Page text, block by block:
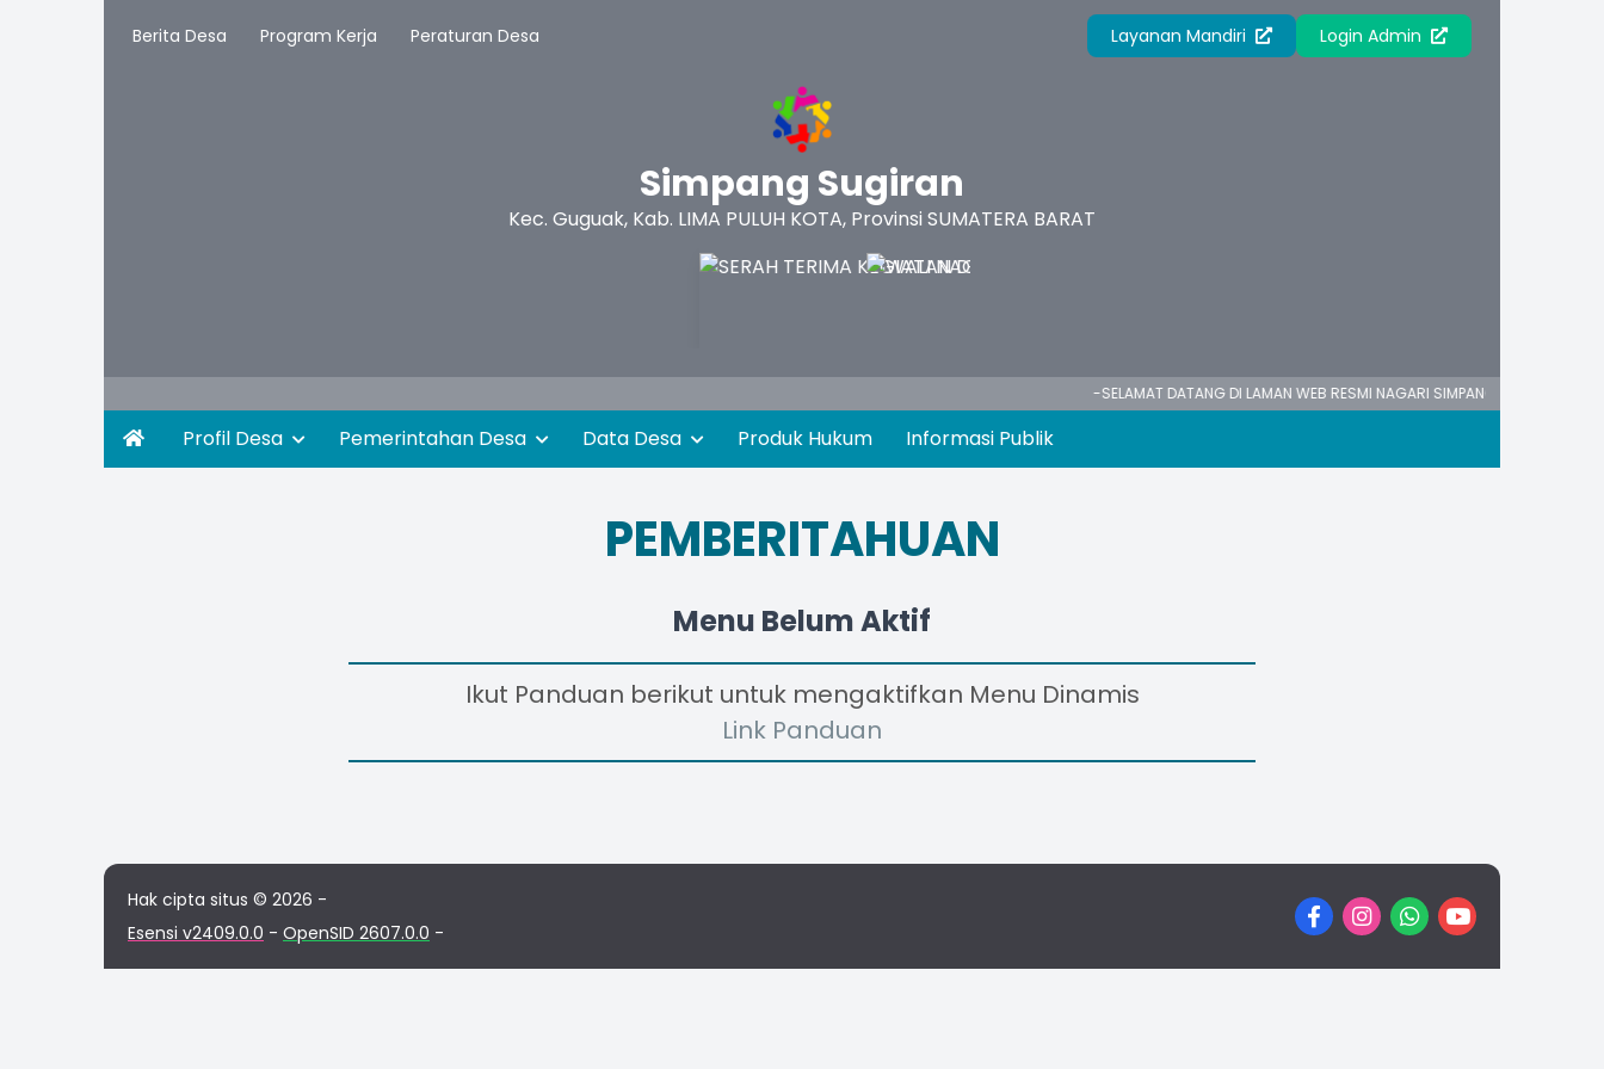
Berita Desa Program Kerja Peraturan Desa Layanan Mandiri Login Admin
Simpang Sugiran
Kec. Guguak, Kab. LIMA PULUH KOTA, Provinsi SUMATERA BARAT
-SELAMAT DATANG DI LAMAN WEB RESMI NAGARI SIMPANG SUGIRAN-
Profil Desa Pemerintahan Desa Data Desa Produk Hukum Informasi Publik
PEMBERITAHUAN
Menu Belum Aktif
Ikut Panduan berikut untuk mengaktifkan Menu Dinamis
Link Panduan
Hak cipta situs © 2026 -
Esensi v2409.0.0 - OpenSID 2607.0.0 -